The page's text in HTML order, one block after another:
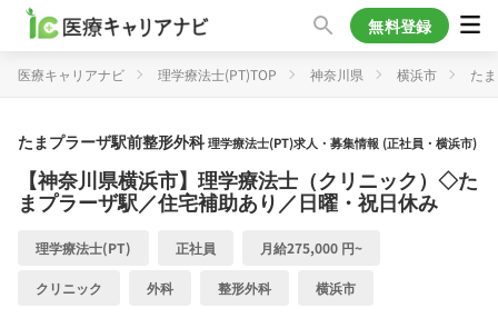
無料登録
医療キャリアナビ 理学療法士(PT)TOP 神奈川県 横浜市 た
たまプラーザ駅前整形外科理学療法士(PT)求人・募集情報 (正社員・横浜市)
【神奈川県横浜市】理学療法士（クリニック）◇た
まプラーザ駅／住宅補助あり／日曜・祝日休み
理学療法士(PT) 正社員 月給275,000 円~
クリニック 外科 整形外科 横浜市